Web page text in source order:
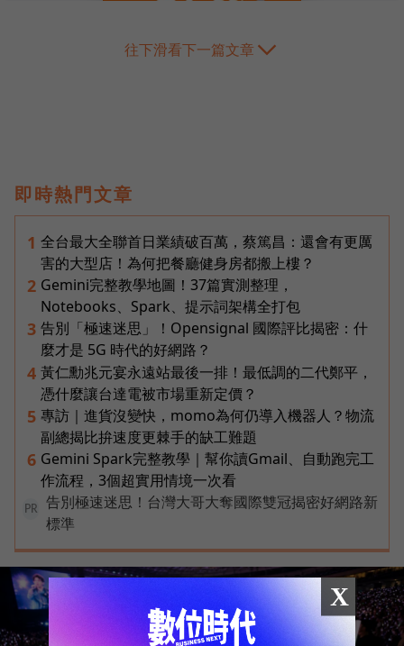
往下滑看下一篇文章
即時熱門文章
1 全台最大全聯首日業績破百萬，蔡篤昌：還會有更厲
害的大型店！為何把餐廳健身房都搬上樓？
2 Gemini完整教學地圖！37篇實測整理，
Notebooks、Spark、提示詞架構全打包
3 告別「極速迷思」！Opensignal 國際評比揭密：什
麼才是 5G 時代的好網路？
4 黃仁勳兆元宴永遠站最後一排！最低調的二代鄭平，
憑什麼讓台達電被市場重新定價？
5 專訪｜進貨沒變快，momo為何仍導入機器人？物流
副總揭比拚速度更棘手的缺工難題
6 Gemini Spark完整教學｜幫你讀Gmail、自動跑完工
作流程，3個超實用情境一次看
PR
告別極速迷思！台灣大哥大奪國際雙冠揭密好網路新
標準
X